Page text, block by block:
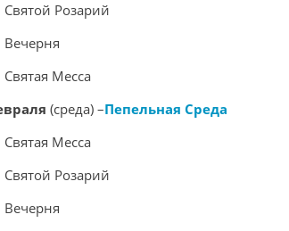
Святой Розарий
Вечерня
Святая Месса
(среда) –Пепельная Среда
Святая Месса
Святой Розарий
Вечерня